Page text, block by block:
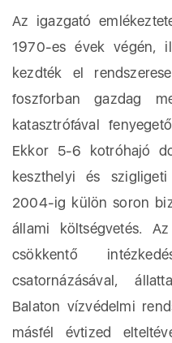
Az igazgató
1970-es évek végén,
kezdték el
foszforban gazdag
katasztrófával
Ekkor 5-6 kotróhajó
keszthelyi és
2004-ig külön soron
állami költségvetés.
csökkentő
csatornázásával,
Balaton vízvédelmi
másfél évtized